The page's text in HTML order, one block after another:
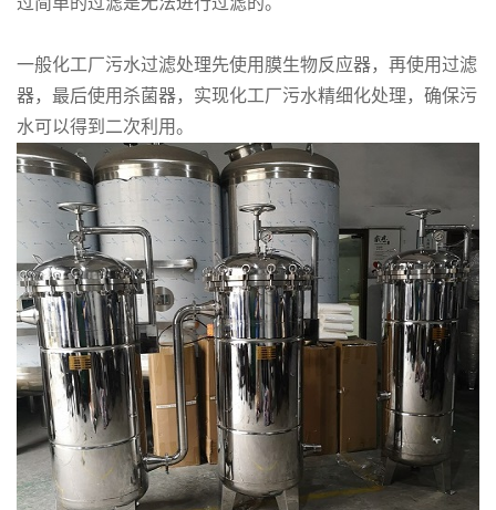
一般化工厂污水过滤处理先使用膜生物反应器，再使用过滤
器，最后使用杀菌器，实现化工厂污水精细化处理，确保污
水可以得到二次利用。